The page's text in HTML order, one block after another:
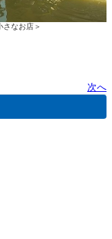
さなお店＞
次へ